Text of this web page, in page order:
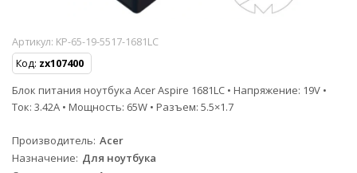
Артикул: KP-65-19-5517-1681LC
Код: zx107400
Блок питания ноутбука Acer Aspire 1681LC • Напряжение: 19V •
Ток: 3.42A • Мощность: 65W • Разъем: 5.5×1.7
Производитель Acer
Назначение Для ноутбука